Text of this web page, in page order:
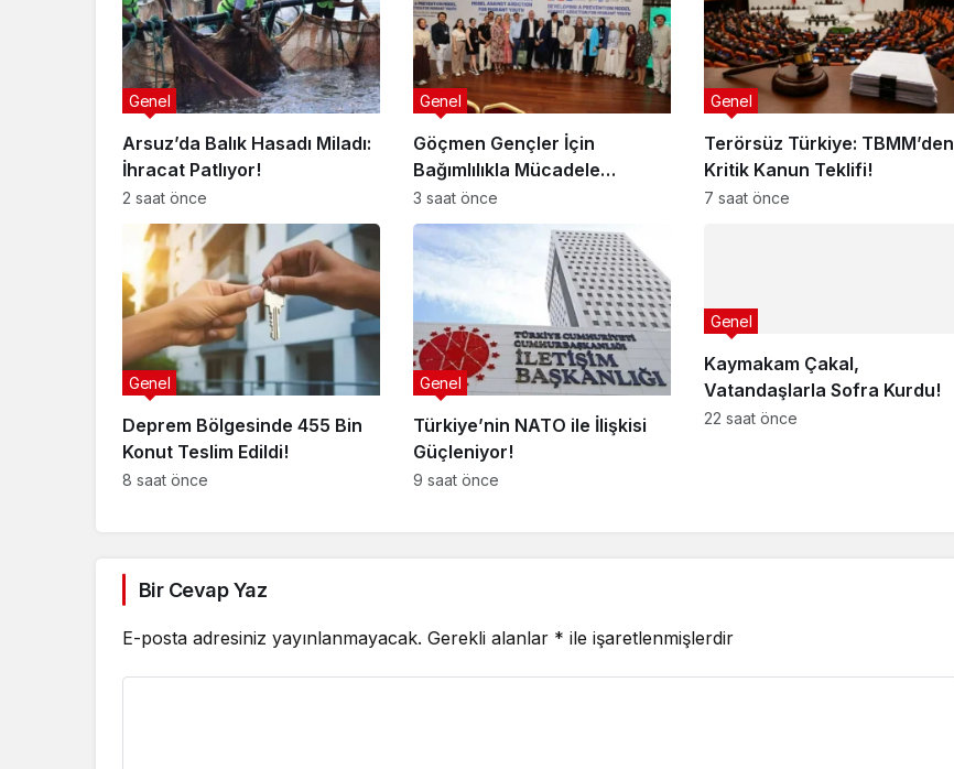
Arsuz’da Balık Hasadı Miladı:
İhracat Patlıyor!
Genel
2 saat önce
Göçmen Gençler İçin
Bağımlılıkla Mücadele
Programı
Genel
3 saat önce
Terörsüz Türkiye: TBMM’den
Kritik Kanun Teklifi!
Genel
7 saat önce
Deprem Bölgesinde 455 Bin
Konut Teslim Edildi!
Genel
8 saat önce
Türkiye’nin NATO ile İlişkisi
Güçleniyor!
Genel
9 saat önce
Kaymakam Çakal,
Vatandaşlarla Sofra Kurdu!
Genel
22 saat önce
Bir Cevap Yaz
E-posta adresiniz yayınlanmayacak. Gerekli alanlar * ile işaretlenmişlerdir